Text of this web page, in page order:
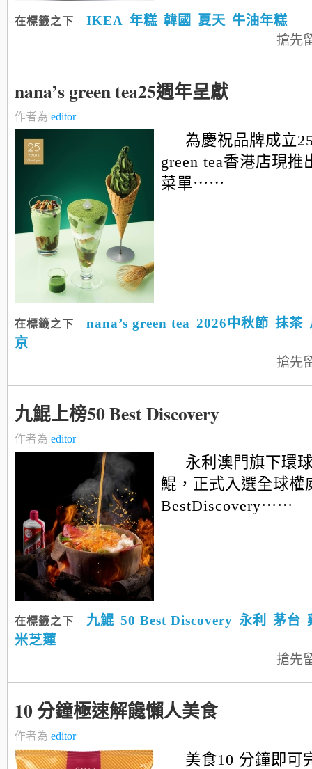
在標籤之下 IKEA 年糕 韓國 夏天 牛油年糕
搶先
nana’s green tea25週年呈獻
作者為 editor
為慶祝品牌成立
green tea香港店現推
菜單⋯⋯
在標籤之下 nana’s green tea 2026中秋節 抹茶
京
搶先
九鯤上榜50 Best Discovery
作者為 editor
永利澳門旗下環
鯤，正式入選全球權
BestDiscovery⋯⋯
在標籤之下 九鯤 50 Best Discovery 永利 茅台
米芝蓮
搶先
10 分鐘極速解饞懶人美食
作者為 editor
美食10 分鐘即可